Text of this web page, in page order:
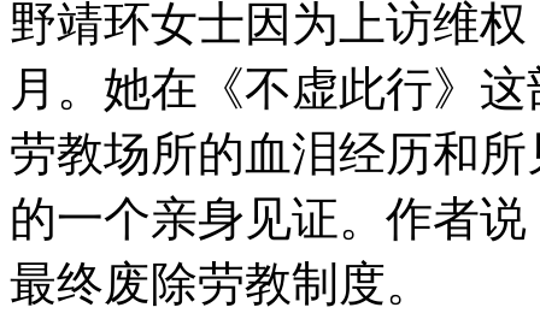
野靖环女士因为上访维
月。她在《不虚此行》
劳教场所的血泪经历和
的一个亲身见证。作者
最终废除劳教制度。